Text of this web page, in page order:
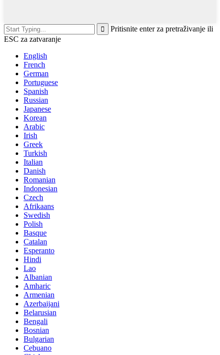
Pritisnite enter za pretraživanje ili
ESC za zatvaranje
English
French
German
Portuguese
Spanish
Russian
Japanese
Korean
Arabic
Irish
Greek
Turkish
Italian
Danish
Romanian
Indonesian
Czech
Afrikaans
Swedish
Polish
Basque
Catalan
Esperanto
Hindi
Lao
Albanian
Amharic
Armenian
Azerbaijani
Belarusian
Bengali
Bosnian
Bulgarian
Cebuano